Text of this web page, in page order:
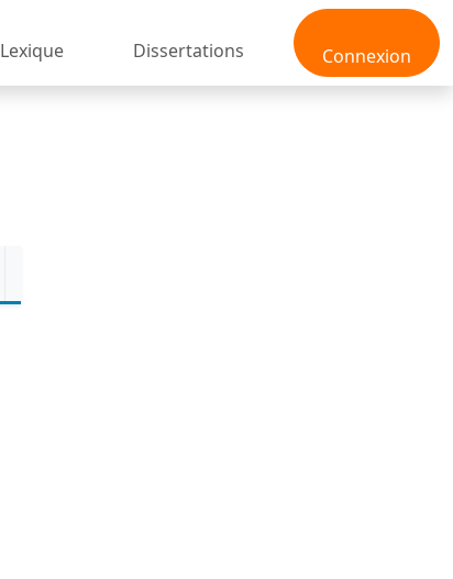
Connexion
Lexique Dissertations